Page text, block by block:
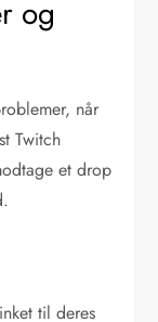
og
når
Twitch
et drop
til deres